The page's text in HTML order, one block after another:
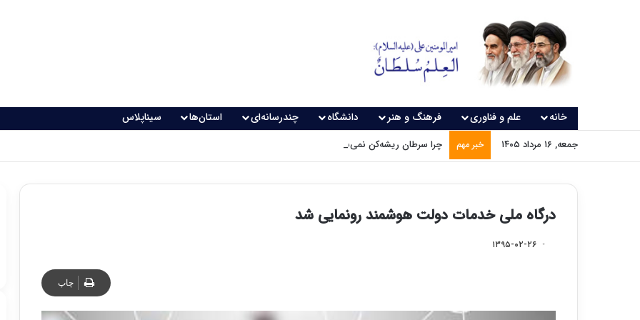
خانه علم و فناوری فرهنگ و هنر دانشگاه چندرسانه‌ای استان‌ها سیناپلاس
جمعه, ۱۶ مرداد ۱۴۰۵ خبر مهم چرا سرطان ریشه‌کن نمی‌شود؟
درگاه ملی خدمات دولت هوشمند رونمایی شد
۱۳۹۵-۰۲-۲۶
چاپ